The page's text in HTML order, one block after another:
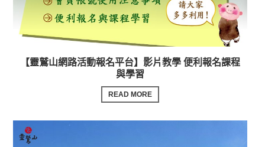
【靈鷲山網路活動報名平台】影片教學 便利報名課程
與學習
READ MORE